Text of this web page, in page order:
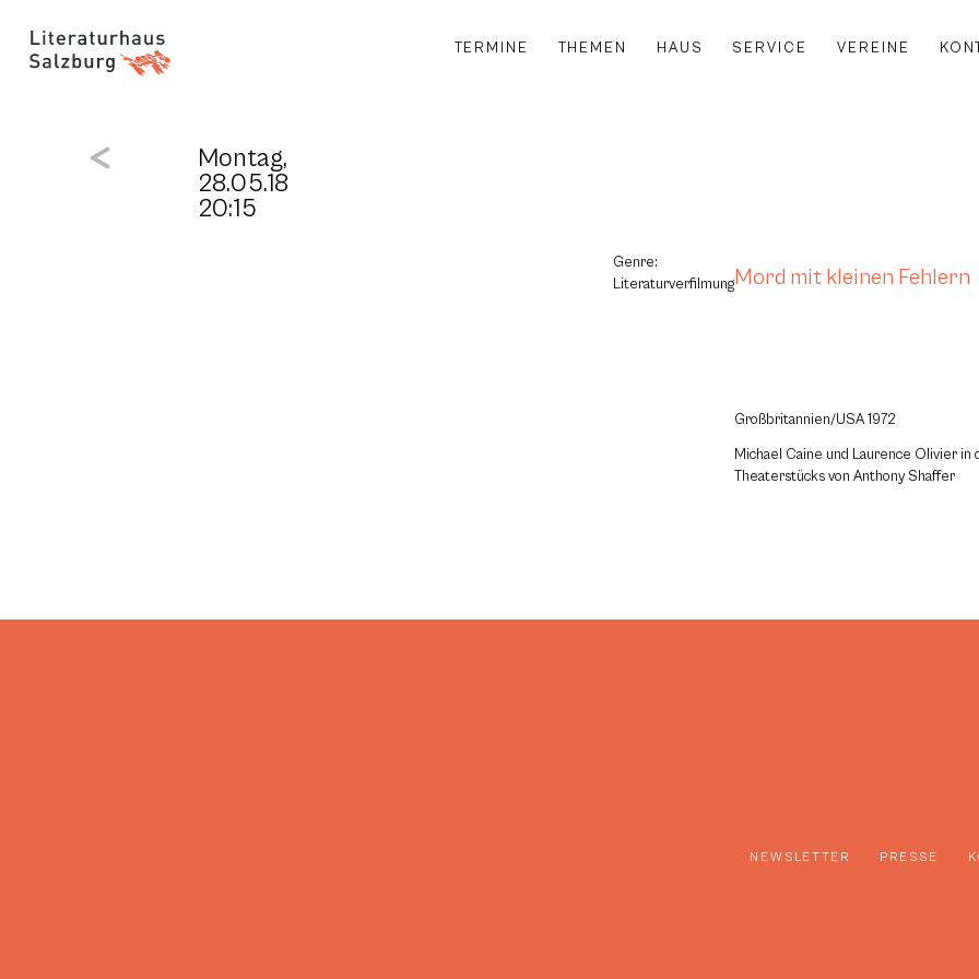
TERMINE THEMEN HAUS SERVICE VEREINE
Montag,
28.05.18
20:15
Genre:
LiteraturverfilmungMord mit kleinen Fehlern
Großbritannien/USA 1972
Michael Caine und Laurence Olivier in
Theaterstücks von Anthony Shaffer
NEWSLETTER PRESSE